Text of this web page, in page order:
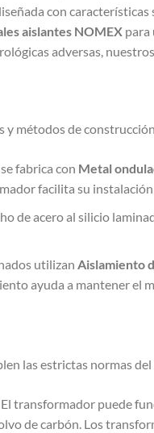
con
aislantes NOMEXpara
adversas,
métodos de
fabrica con Metal
facilita su
de acero al silicio
utilizan Aislamiento
ayuda a mantener
las estrictas normas
transformador puede
de carbón. Los